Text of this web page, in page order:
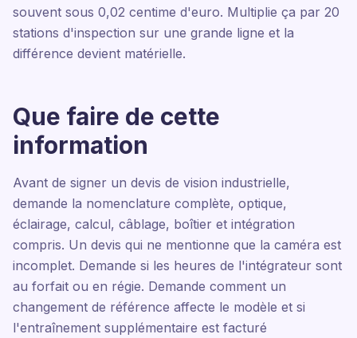
souvent sous 0,02 centime d'euro. Multiplie ça par 20
stations d'inspection sur une grande ligne et la
différence devient matérielle.
Que faire de cette
information
Avant de signer un devis de vision industrielle,
demande la nomenclature complète, optique,
éclairage, calcul, câblage, boîtier et intégration
compris. Un devis qui ne mentionne que la caméra est
incomplet. Demande si les heures de l'intégrateur sont
au forfait ou en régie. Demande comment un
changement de référence affecte le modèle et si
l'entraînement supplémentaire est facturé